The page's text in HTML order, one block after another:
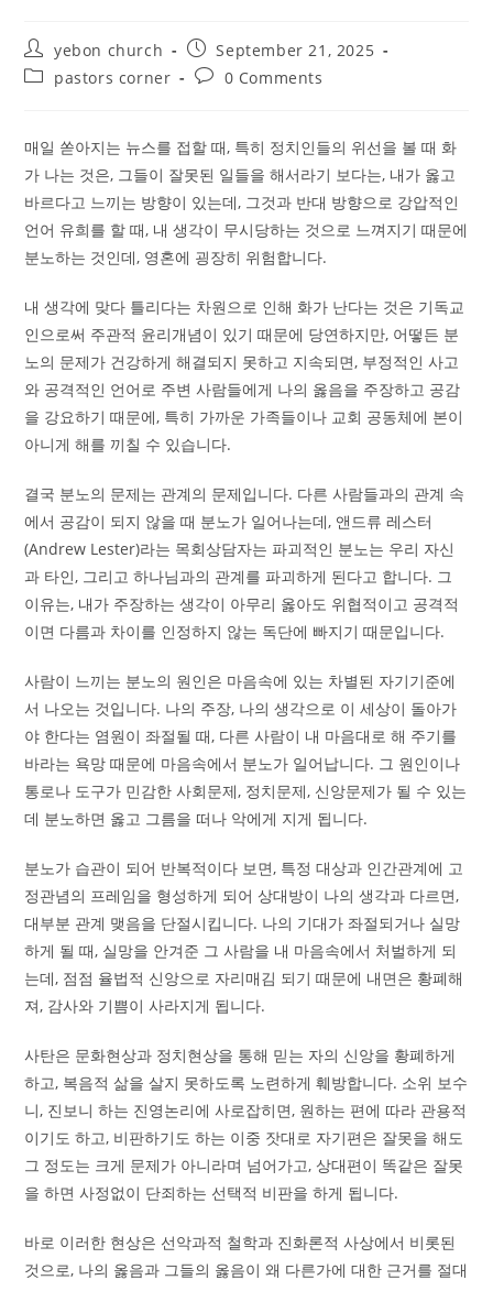
Post
author:
yebon church
Post
published:
September 21, 2025
Postpastors corner
Post0 Comments
매일 쏟아지는 뉴스를 접할 때, 특히 정치인들의 위선을 볼 때 화
가 나는 것은, 그들이 잘못된 일들을 해서라기 보다는, 내가 옳고
바르다고 느끼는 방향이 있는데, 그것과 반대 방향으로 강압적인
언어 유희를 할 때, 내 생각이 무시당하는 것으로 느껴지기 때문에
분노하는 것인데, 영혼에 굉장히 위험합니다.
내 생각에 맞다 틀리다는 차원으로 인해 화가 난다는 것은 기독교
인으로써 주관적 윤리개념이 있기 때문에 당연하지만, 어떻든 분
노의 문제가 건강하게 해결되지 못하고 지속되면, 부정적인 사고
와 공격적인 언어로 주변 사람들에게 나의 옳음을 주장하고 공감
을 강요하기 때문에, 특히 가까운 가족들이나 교회 공동체에 본이
아니게 해를 끼칠 수 있습니다.
결국 분노의 문제는 관계의 문제입니다. 다른 사람들과의 관계 속
에서 공감이 되지 않을 때 분노가 일어나는데, 앤드류 레스터
(Andrew Lester)라는 목회상담자는 파괴적인 분노는 우리 자신
과 타인, 그리고 하나님과의 관계를 파괴하게 된다고 합니다. 그
이유는, 내가 주장하는 생각이 아무리 옳아도 위협적이고 공격적
이면 다름과 차이를 인정하지 않는 독단에 빠지기 때문입니다.
사람이 느끼는 분노의 원인은 마음속에 있는 차별된 자기기준에
서 나오는 것입니다. 나의 주장, 나의 생각으로 이 세상이 돌아가
야 한다는 염원이 좌절될 때, 다른 사람이 내 마음대로 해 주기를
바라는 욕망 때문에 마음속에서 분노가 일어납니다. 그 원인이나
통로나 도구가 민감한 사회문제, 정치문제, 신앙문제가 될 수 있는
데 분노하면 옳고 그름을 떠나 악에게 지게 됩니다.
분노가 습관이 되어 반복적이다 보면, 특정 대상과 인간관계에 고
정관념의 프레임을 형성하게 되어 상대방이 나의 생각과 다르면,
대부분 관계 맺음을 단절시킵니다. 나의 기대가 좌절되거나 실망
하게 될 때, 실망을 안겨준 그 사람을 내 마음속에서 처벌하게 되
는데, 점점 율법적 신앙으로 자리매김 되기 때문에 내면은 황폐해
져, 감사와 기쁨이 사라지게 됩니다.
사탄은 문화현상과 정치현상을 통해 믿는 자의 신앙을 황폐하게
하고, 복음적 삶을 살지 못하도록 노련하게 훼방합니다. 소위 보수
니, 진보니 하는 진영논리에 사로잡히면, 원하는 편에 따라 관용적
이기도 하고, 비판하기도 하는 이중 잣대로 자기편은 잘못을 해도
그 정도는 크게 문제가 아니라며 넘어가고, 상대편이 똑같은 잘못
을 하면 사정없이 단죄하는 선택적 비판을 하게 됩니다.
바로 이러한 현상은 선악과적 철학과 진화론적 사상에서 비롯된
것으로, 나의 옳음과 그들의 옳음이 왜 다른가에 대한 근거를 절대